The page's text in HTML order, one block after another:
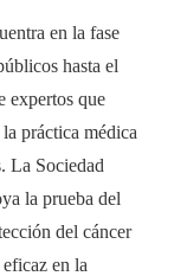
en la fase
hasta el
expertos que
práctica médica
La Sociedad
la prueba del
del cáncer
en la